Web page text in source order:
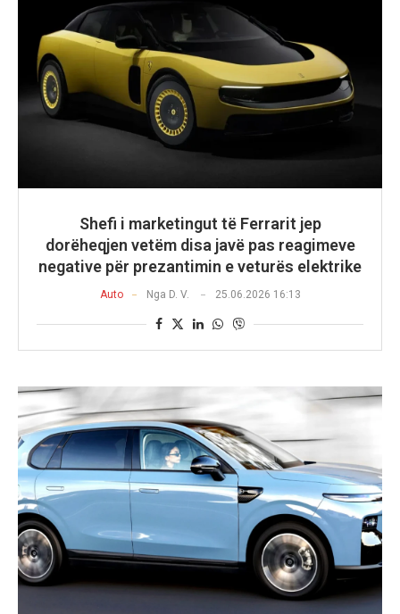
Shefi i marketingut të Ferrarit jep
dorëheqjen vetëm disa javë pas reagimeve
negative për prezantimin e veturës elektrike
Auto Nga D. V. 25.06.2026 16:13